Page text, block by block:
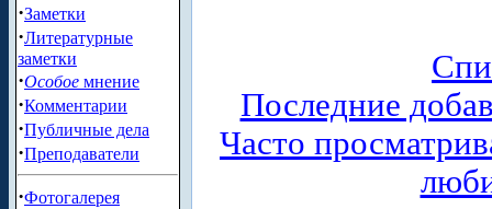
·Заметки
·Литературные
заметки
·Особое мнение
·Комментарии
·Публичные дела
·Преподаватели
·Фотогалерея
Последние
Часто